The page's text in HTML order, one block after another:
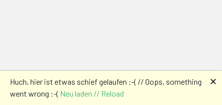
Huch, hier ist etwas schief gelaufen :-( // Oops, something
went wrong :-( Neu laden // Reload
🗙